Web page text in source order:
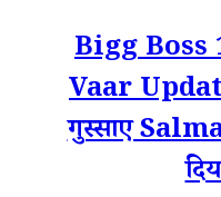
Bigg Boss
Vaar
गुस्साए